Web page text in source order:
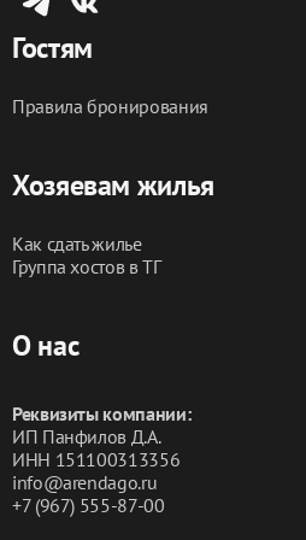
- Не агентство — работаем без
- Курение в квартире и на
- Не предоставляются для
Забронируйте сейчас и
Гостям
Правила бронирования
Хозяевам жилья
Как сдать жилье
Группа хостов в ТГ
О нас
Реквизиты компании:
ИП Панфилов Д.А.
ИНН 151100313356
info@arendago.ru
+7 (967) 555-87-00